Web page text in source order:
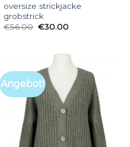
oversize strickjacke
grobstrick
€56.00 €30.00
Angebot!